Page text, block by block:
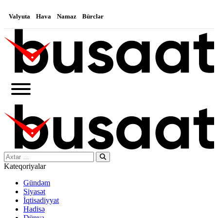
Valyuta Hava Namaz Bürclər
Search…
Kateqoriyalar
Gündəm
Siyasət
İqtisadiyyat
Hadisə